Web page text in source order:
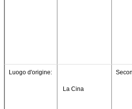
Luogo d'origine:
La Cina